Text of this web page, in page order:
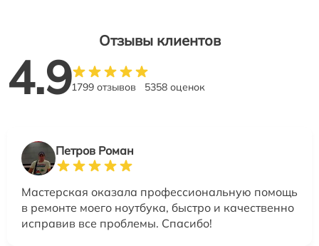
Отзывы клиентов
4.91799 отзывов 5358 оценок
Петров Роман
Мастерская оказала профессиональную помощь
в ремонте моего ноутбука, быстро и качественно
исправив все проблемы. Спасибо!